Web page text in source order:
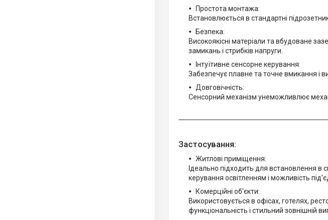
Простота монтажа:
Встановлюється в стандартні
Безпека:
Високоякісні матеріали та вбудоване
замикань і стрибків напруги.
Інтуїтивне сенсорне керування:
Забезпечує плавне та точне вмикання і
Довговічність:
Сенсорний механізм унеможливлює
Застосування:
Житлові приміщення:
Ідеально підходить для встановлення в
керування освітленням і можливість
Комерційні об'єкти:
Використовується в офісах, готелях,
функціональність і стильний зовнішній